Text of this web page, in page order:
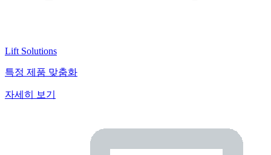
Lift Solutions
특정 제품 맞춤화
자세히 보기